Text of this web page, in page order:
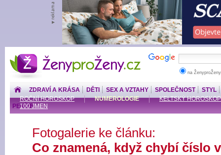
ŽenyproŽeny.cz
na
ZDRAVÍ A KRÁSA DĚTI SEX A VZTAHY SPOLEČNOST
STYL
ROČNÍ HOROSKOP
NUMEROLOGIE
KELTSKÝ HOROSKOP
100 JMEN
PENÍZE
Fotogalerie ke článku:
Co znamená, když chybí číslo